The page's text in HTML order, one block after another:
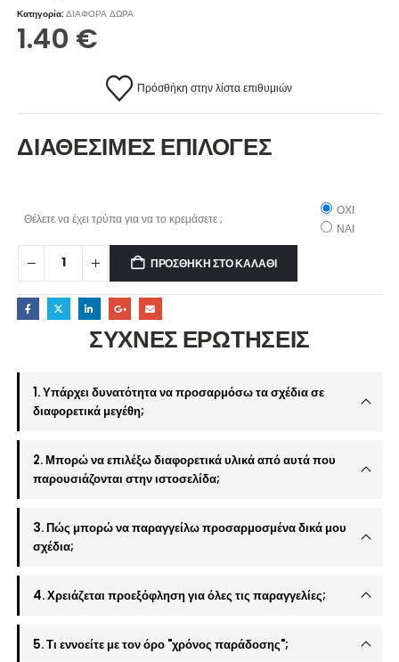
Κατηγορία:ΔΙΑΦΟΡΑ ΔΩΡΑ
1.40 €
Πρόσθήκη στην λίστα επιθυμιών
ΔΙΑΘΕΣΙΜΕΣ ΕΠΙΛΟΓΕΣ
Θέλετε να έχει τρύπα για να το κρεμάσετε ;
ΟΧΙ
ΝΑΙ
ΠΡΟΣΘΉΚΗ ΣΤΟ ΚΑΛΆΘΙ
ΣΥΧΝΕΣ ΕΡΩΤΗΣΕΙΣ
1. Υπάρχει δυνατότητα να προσαρμόσω τα σχέδια σε
διαφορετικά μεγέθη;
2. Μπορώ να επιλέξω διαφορετικά υλικά από αυτά που
παρουσιάζονται στην ιστοσελίδα;
3. Πώς μπορώ να παραγγείλω προσαρμοσμένα δικά μου
σχέδια;
4. Χρειάζεται προεξόφληση για όλες τις παραγγελίες;
5. Τι εννοείτε με τον όρο "χρόνος παράδοσης";